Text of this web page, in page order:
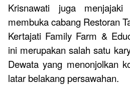
Krisnawati juga menjajaki
membukacabang Restoran
Kertajati Family Farm &
ini merupakan salah satu
Dewata yang menonjolkan
latar belakang persawahan.